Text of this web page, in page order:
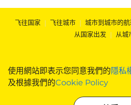
使用網站即表示您同意我們的隱私
及根據我們的Cookie Policy
飞往国家 | 飞往城市 | 城市到城市的
从国家出发 | 从城